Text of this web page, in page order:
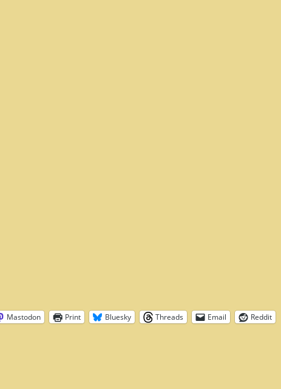
Mastodon Print Bluesky Threads Email Reddit